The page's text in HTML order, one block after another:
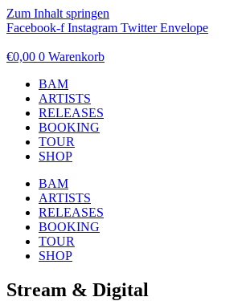
Zum Inhalt springen
Facebook-f Instagram Twitter Envelope
€0,00 0 Warenkorb
BAM
ARTISTS
RELEASES
BOOKING
TOUR
SHOP
BAM
ARTISTS
RELEASES
BOOKING
TOUR
SHOP
Stream & Digital